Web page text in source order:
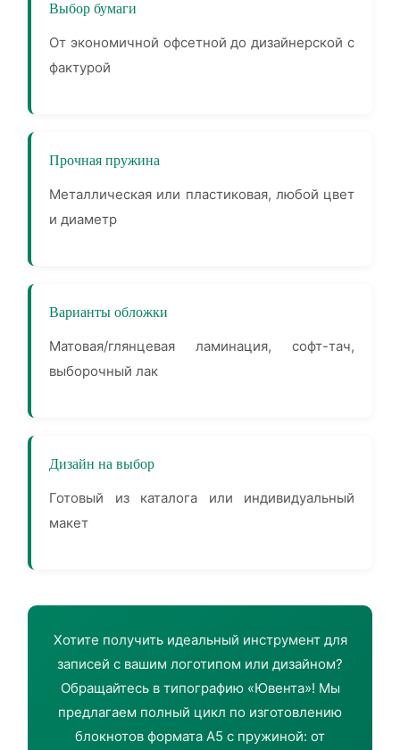
Выбор бумаги
От экономичной офсетной до дизайнерской с
фактурой
Прочная пружина
Металлическая или пластиковая, любой цвет
и диаметр
Варианты обложки
Матовая/глянцевая ламинация, софт-тач,
выборочный лак
Дизайн на выбор
Готовый из каталога или индивидуальный
макет
Хотите получить идеальный инструмент для
записей с вашим логотипом или дизайном?
Обращайтесь в типографию «Ювента»! Мы
предлагаем полный цикл по изготовлению
блокнотов формата А5 с пружиной: от